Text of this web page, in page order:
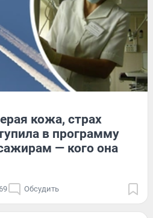
кожа, страх
в программу
— кого она
Обсудить